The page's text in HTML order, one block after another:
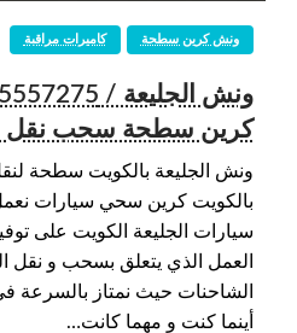
كاميرات مراقبة ونش كرين سطحة
كرين سطحة سحب نقل
ونش الجليعة بالكويت سطحة
بالكويت كرين سحي سيارات
سيارات الجليعة الكويت على
العمل الذي يتعلق بسحب و نقل
الشاحنات حيث نمتاز بالسرعة
أينما كنت و مهما كانت…